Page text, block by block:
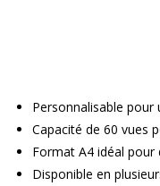
Personnalisable
Capacité de 60 vues
Format A4 idéal
Disponible en